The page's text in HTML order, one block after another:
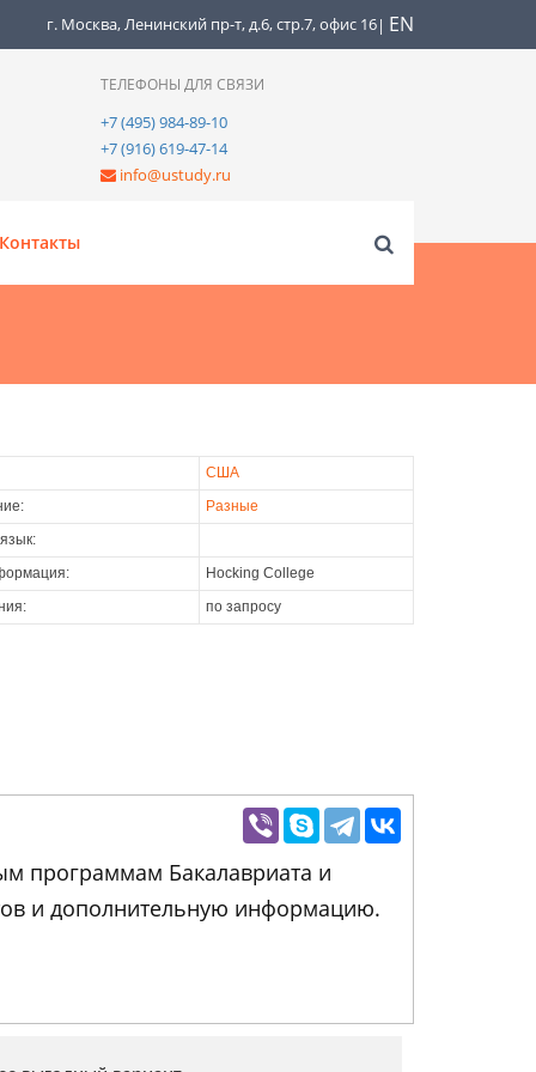
г. Москва, Ленинский пр-т, д.6, стр.7, офис 16| EN
ТЕЛЕФОНЫ ДЛЯ СВЯЗИ
+7 (495) 984-89-10
+7 (916) 619-47-14
info@ustudy.ru
Контакты
США
Разные
Hocking College
по запросу
программам Бакалавриата и
и дополнительную информацию.